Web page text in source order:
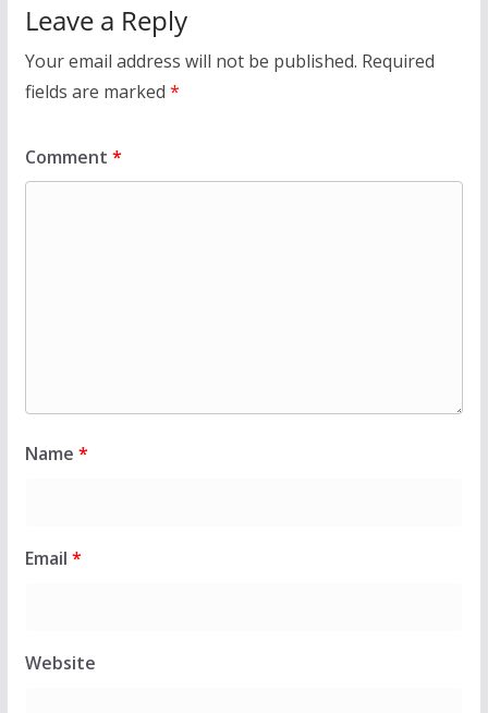
Leave a Reply
Your email address will not be published. Required
fields are marked *
Comment *
Name *
Email *
Website